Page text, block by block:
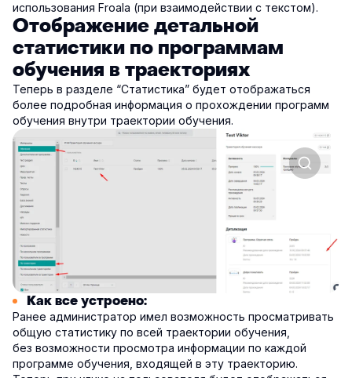
использования Froala (при взаимодействии с текстом).
Отображение детальной
статистики по программам
обучения в траекториях
Теперь в разделе “Статистика” будет отображаться
более подробная информация о прохождении программ
обучения внутри траектории обучения.
Как все устроено:
Ранее администратор имел возможность просматривать
общую статистику по всей траектории обучения,
без возможности просмотра информации по каждой
программе обучения, входящей в эту траекторию.